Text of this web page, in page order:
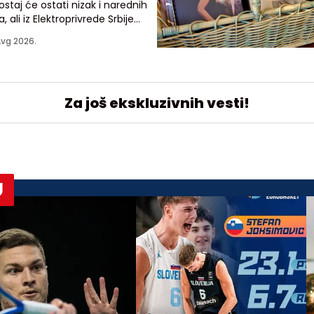
će ostati nizak i narednih
ali iz Elektroprivrede Srbije
razloga za brigu
2026.
Za još ekskluzivnih vesti!